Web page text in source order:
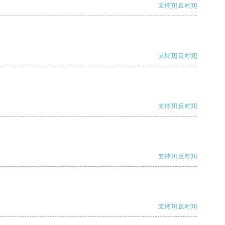
支持[0] 反对[0]
支持[0] 反对[0]
支持[0] 反对[0]
支持[0] 反对[0]
支持[0] 反对[0]